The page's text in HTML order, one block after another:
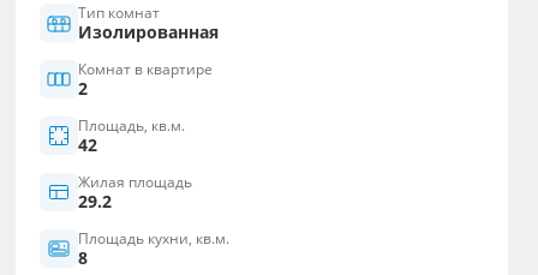
Тип комнат
Изолированная
Комнат в квартире
2
Площадь, кв.м.
42
Жилая площадь
29.2
Площадь кухни, кв.м.
8